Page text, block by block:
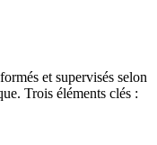
et supervisés selon
Trois éléments clés :